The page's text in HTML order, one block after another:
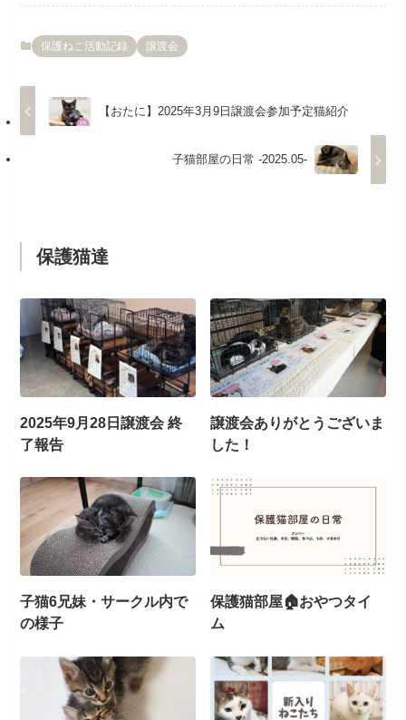
保護ねこ活動記録 譲渡会
【おたに】2025年3月9日譲渡会参加予定猫紹介
子猫部屋の日常 -2025.05-
保護猫達
2025年9月28日譲渡会 終
了報告
譲渡会ありがとうございま
した！
子猫6兄妹・サークル内で
の様子
保護猫部屋🏠おやつタイ
ム